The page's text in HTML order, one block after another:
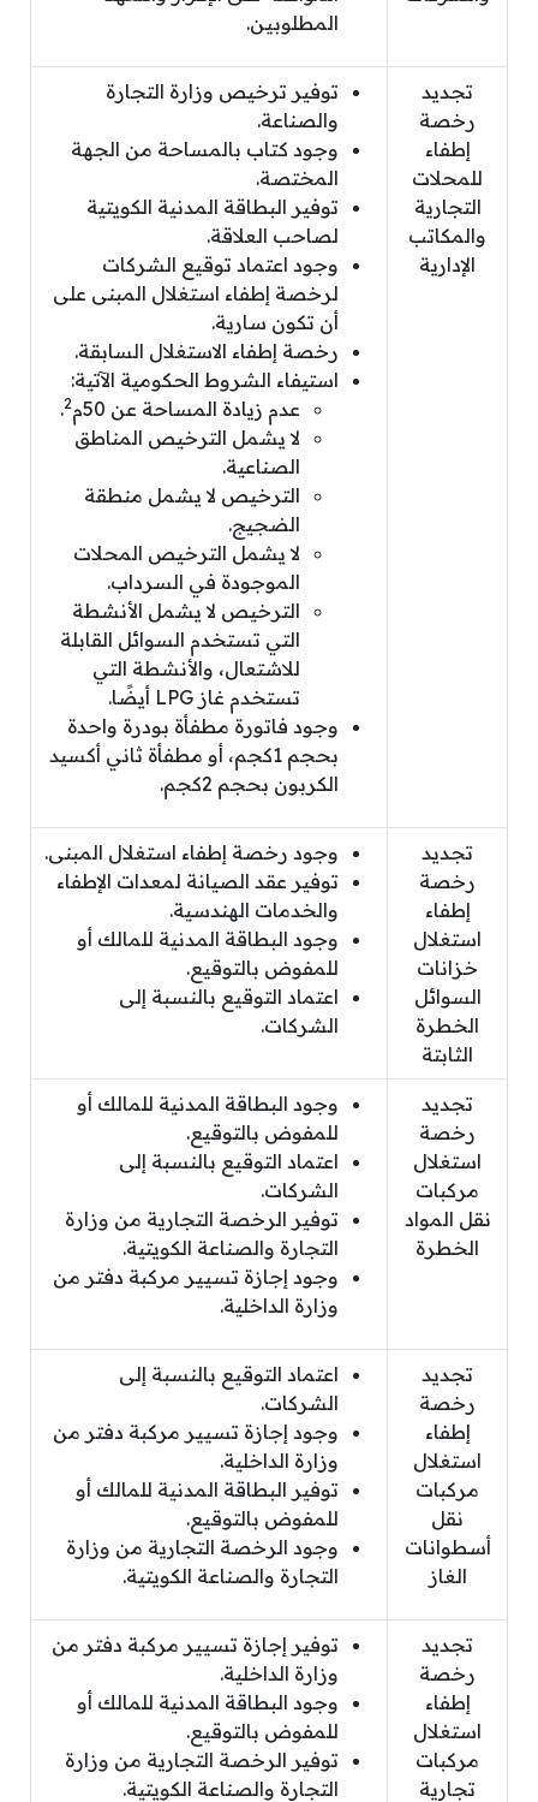
المطلوبين.
تجديد
رخصة
إطفاء
للمحلات
التجارية
والمكاتب
الإدارية
توفير ترخيص وزارة التجارة
والصناعة.
وجود كتاب بالمساحة من الجهة
المختصة.
توفير البطاقة المدنية الكويتية
لصاحب العلاقة.
وجود اعتماد توقيع الشركات
لرخصة إطفاء استغلال المبنى على
أن تكون سارية.
رخصة إطفاء الاستغلال السابقة.
استيفاء الشروط الحكومية الآتية:
عدم زيادة المساحة عن 50م
2
.
لا يشمل الترخيص المناطق
الصناعية.
الترخيص لا يشمل منطقة
الضجيج.
لا يشمل الترخيص المحلات
الموجودة في السرداب.
الترخيص لا يشمل الأنشطة
التي تستخدم السوائل القابلة
للاشتعال، والأنشطة التي
تستخدم غاز LPG أيضًا.
وجود فاتورة مطفأة بودرة واحدة
بحجم 1كجم، أو مطفأة ثاني أكسيد
الكربون بحجم 2كجم.
تجديد
رخصة
إطفاء
استغلال
خزانات
السوائل
الخطرة
الثابتة
وجود رخصة إطفاء استغلال المبنى.
توفير عقد الصيانة لمعدات الإطفاء
والخدمات الهندسية.
وجود البطاقة المدنية للمالك أو
للمفوض بالتوقيع.
اعتماد التوقيع بالنسبة إلى
الشركات.
تجديد
رخصة
استغلال
مركبات
نقل المواد
الخطرة
وجود البطاقة المدنية للمالك أو
للمفوض بالتوقيع.
اعتماد التوقيع بالنسبة إلى
الشركات.
توفير الرخصة التجارية من وزارة
التجارة والصناعة الكويتية.
وجود إجازة تسيير مركبة دفتر من
وزارة الداخلية.
تجديد
رخصة
إطفاء
استغلال
مركبات
نقل
أسطوانات
الغاز
اعتماد التوقيع بالنسبة إلى
الشركات.
وجود إجازة تسيير مركبة دفتر من
وزارة الداخلية.
توفير البطاقة المدنية للمالك أو
للمفوض بالتوقيع.
وجود الرخصة التجارية من وزارة
التجارة والصناعة الكويتية.
تجديد
رخصة
إطفاء
استغلال
مركبات
تجارية
توفير إجازة تسيير مركبة دفتر من
وزارة الداخلية.
وجود البطاقة المدنية للمالك أو
للمفوض بالتوقيع.
توفير الرخصة التجارية من وزارة
التجارة والصناعة الكويتية.